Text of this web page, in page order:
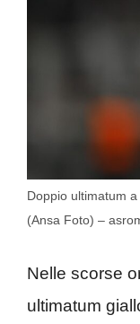
Doppio ultimatum
(Ansa Foto) –
Nelle scorse
ultimatum